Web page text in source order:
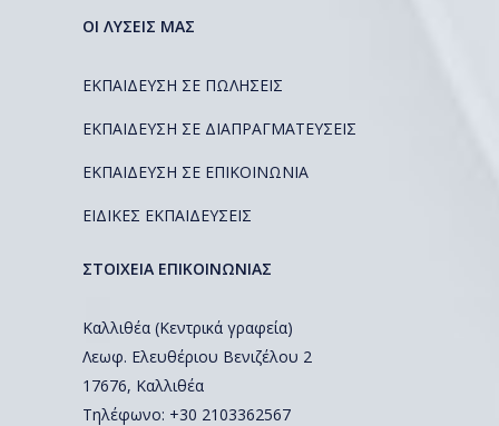
ΟΙ ΛΥΣΕΙΣ ΜΑΣ
ΕΚΠΑΙΔΕΥΣΗ ΣΕ ΠΩΛΗΣΕΙΣ
ΕΚΠΑΙΔΕΥΣΗ ΣΕ ΔΙΑΠΡΑΓΜΑΤΕΥΣΕΙΣ
ΕΚΠΑΙΔΕΥΣΗ ΣΕ ΕΠΙΚΟΙΝΩΝΙΑ
ΕΙΔΙΚΕΣ ΕΚΠΑΙΔΕΥΣΕΙΣ
ΣΤΟΙΧΕΙΑ ΕΠΙΚΟΙΝΩΝΙΑΣ
Καλλιθέα (Κεντρικά γραφεία)
Λεωφ. Ελευθέριου Βενιζέλου 2
17676, Καλλιθέα
Τηλέφωνο: +30 2103362567